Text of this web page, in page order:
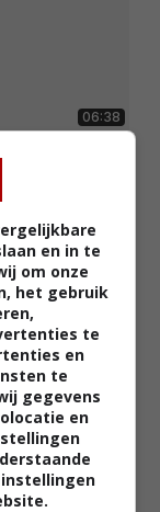
06:38
en in te
om onze
het gebruik
te
en
te
gegevens
en